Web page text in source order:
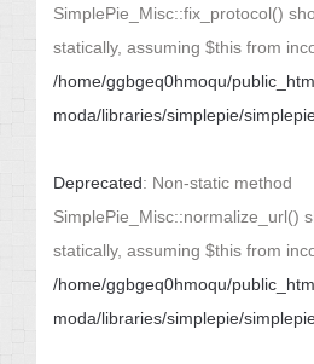
SimplePie_Misc::fix_protocol()
statically, assuming $this from
/home/ggbgeq0hmoqu/
moda/libraries/simplepie/
Deprecated: Non-static method
SimplePie_Misc::normalize_url()
statically, assuming $this from
/home/ggbgeq0hmoqu/
moda/libraries/simplepie/